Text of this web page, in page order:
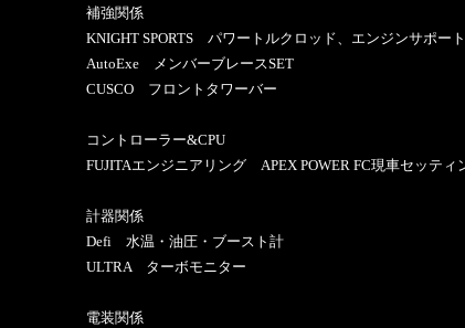
補強関係
KNIGHT SPORTS パワートルクロッド、エンジンサポート
AutoExe メンバーブレースSET
CUSCO フロントタワーバー
コントローラー&CPU
FUJITAエンジニアリング APEX POWER FC現車セッティ
計器関係
Defi 水温・油圧・ブースト計
ULTRA ターボモニ
電装関係